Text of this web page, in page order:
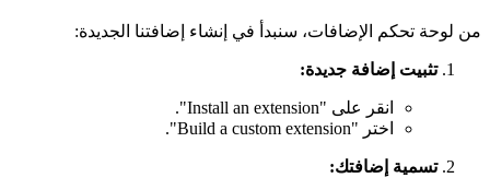
من لوحة تحكم الإضافات، سنبدأ في إنشاء إضافتنا الجديدة:
تثبيت إضافة جديدة:
انقر على "Install an extension".
اختر "Build a custom extension".
تسمية إضافتك: